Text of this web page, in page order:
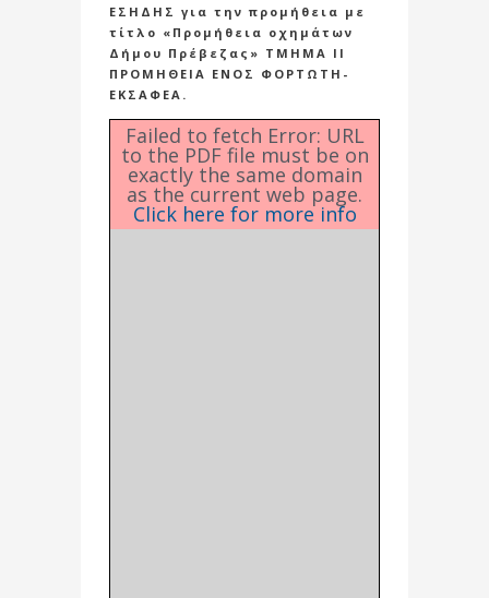
ΕΣΗΔΗΣ για την προμήθεια με
τίτλο «Προμήθεια οχημάτων
Δήμου Πρέβεζας» ΤΜΗΜΑ ΙΙ
ΠΡΟΜΗΘΕΙΑ ΕΝΟΣ ΦΟΡΤΩΤΗ-
ΕΚΣΑΦΕΑ.
Failed to fetch Error: URL
to the PDF file must be on
exactly the same domain
as the current web page.
Click here for more info